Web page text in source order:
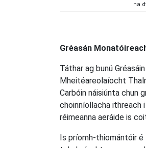
na
Gréasán
Táthar ag bunú
Mheitéareolaíocht
Carbóin náisiúnta chun
choinníollacha ithreach
réimeanna aeráide is
Is príomh-thiomántóir